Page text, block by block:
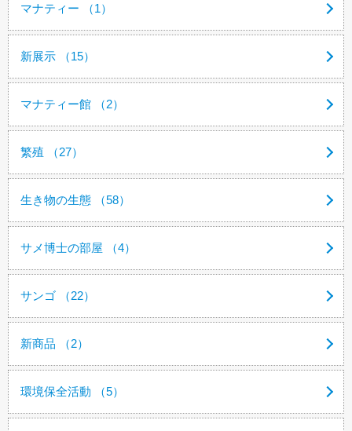
マナティー （1）
新展示 （15）
マナティー館 （2）
繁殖 （27）
生き物の生態 （58）
サメ博士の部屋 （4）
サンゴ （22）
新商品 （2）
環境保全活動 （5）